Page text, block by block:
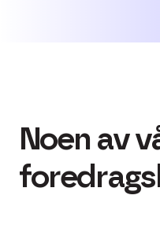
Noen av